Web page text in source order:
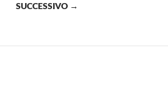
SUCCESSIVO →